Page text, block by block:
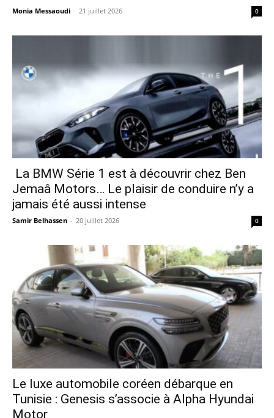
Monia Messaoudi - 21 juillet 2026 0
La BMW Série 1 est à découvrir chez Ben
Jemaâ Motors… Le plaisir de conduire n’y a
jamais été aussi intense
Samir Belhassen - 20 juillet 2026 0
Le luxe automobile coréen débarque en
Tunisie : Genesis s’associe à Alpha Hyundai
Motor